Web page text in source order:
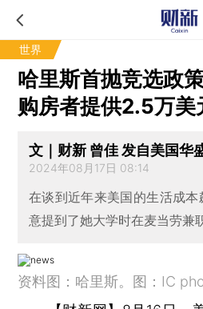
世界
哈里斯首抛竞选政
购房者提供2.5万美
文｜财新 曾佳 发自美国华
2024年08月17日 08:14
在谈到近年来美国的生活成
意提到了她大学时在麦当劳兼
资料图：哈里斯。图：IC